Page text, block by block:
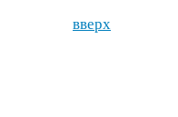
вверх